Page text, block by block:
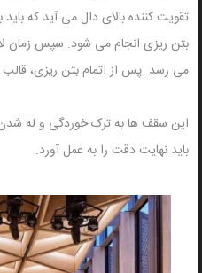
تقویت کننده بالای دال می آید که
بتن ریزی انجام می شود. سپس زمان
می رسد. پس از اتمام بتن ریزی، قالب
این سقف ها به ترک خوردگی و له
باید نهایت دقت را به عمل آورد.